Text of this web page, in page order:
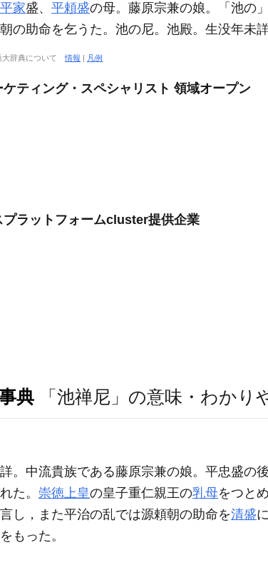
平家盛、 平頼盛の母。藤原宗兼の娘。「池の
の助命を乞うた。池の尼。池殿。生没年未詳
大辞典について情報 | 凡例
ティング・スペシャリスト 領域オープン
ラットフォームcluster提供企業
典 「池禅尼」の意味・わかり
。中流貴族である藤原宗兼の娘。平忠盛の
た。 崇徳上皇の皇子重仁親王の乳母をつと
し，また平治の乱では源頼朝の助命を清盛
もった。